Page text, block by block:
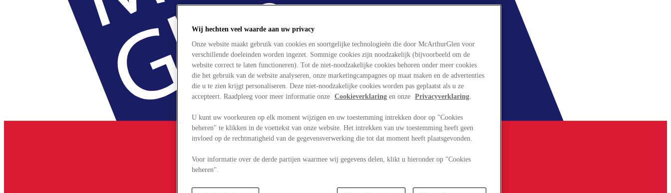
Wij hechten veel waarde aan uw privacy
Onze website maakt gebruik van cookies en soortgelijke technologieën die door McArthurGlen voor
verschillende doeleinden worden ingezet. Sommige cookies zijn noodzakelijk (bijvoorbeeld om de
website correct te laten functioneren). Tot de niet-noodzakelijke cookies behoren onder meer cookies
die het gebruik van de website analyseren, onze marketingcampagnes op maat maken en de advertenties
die u te zien krijgt personaliseren. Deze niet-noodzakelijke cookies worden pas geplaatst als u ze
accepteert. Raadpleeg voor meer informatie onze Cookieverklaring en onze Privacyverklaring.
U kunt uw voorkeuren op elk moment wijzigen en uw toestemming intrekken door op "Cookies
beheren" te klikken in de voettekst van onze website. Het intrekken van uw toestemming heeft geen
invloed op de rechtmatigheid van de gegevensverwerking die tot dat moment heeft plaatsgevonden.
Voor informatie over de derde partijen waarmee wij gegevens delen, klikt u hieronder op "Cookies
beheren".